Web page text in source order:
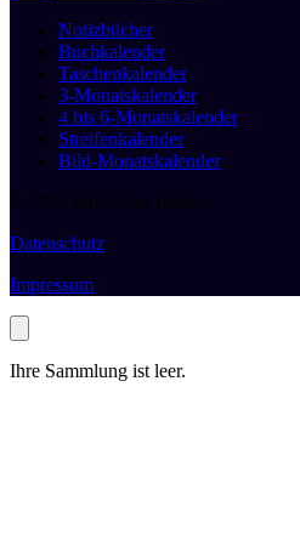
Notizbücher
Buchkalender
Taschenkalender
3-Monatskalender
4 bis 6-Monatskalender
Streifenkalender
Bild-Monatskalender
© 2026 druckhaus boeken
Datenschutz
Impressum
Ihre Sammlung ist leer.